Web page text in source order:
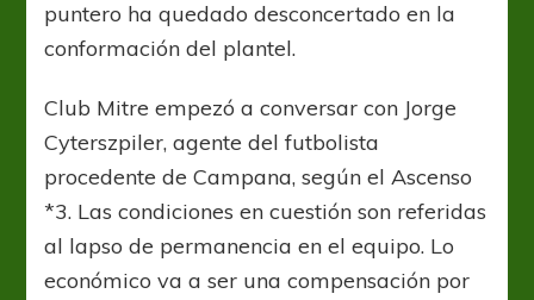
puntero ha quedado desconcertado en la
conformación del plantel.
Club Mitre empezó a conversar con Jorge
Cyterszpiler, agente del futbolista
procedente de Campana, según el Ascenso
*3. Las condiciones en cuestión son referidas
al lapso de permanencia en el equipo. Lo
económico va a ser una compensación por